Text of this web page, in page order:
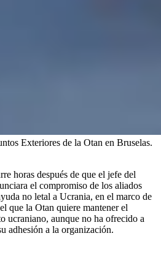
Exteriores de la Otan en Bruselas.
horas después de que el jefe del
el compromiso de los aliados
no letal a Ucrania, en el marco de
que la Otan quiere mantener el
ucraniano, aunque no ha ofrecido a
adhesión a la organización.